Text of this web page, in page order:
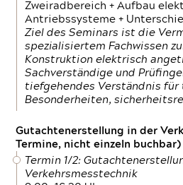
Zweiradbereich + Aufbau
Antriebssysteme +
Ziel des Seminars ist die
spezialisiertem Fachwissen
Konstruktion elektrisch
Sachverständige und
tiefgehendes Verständnis für
Besonderheiten,
Gutachtenerstellung in der
Termine, nicht einzeln buchbar)
Termin 1/2:
Verkehrsmesstechnik